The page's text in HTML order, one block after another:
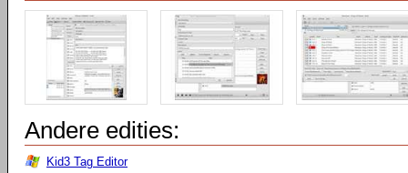
Andere edities:
Kid3 Tag Editor